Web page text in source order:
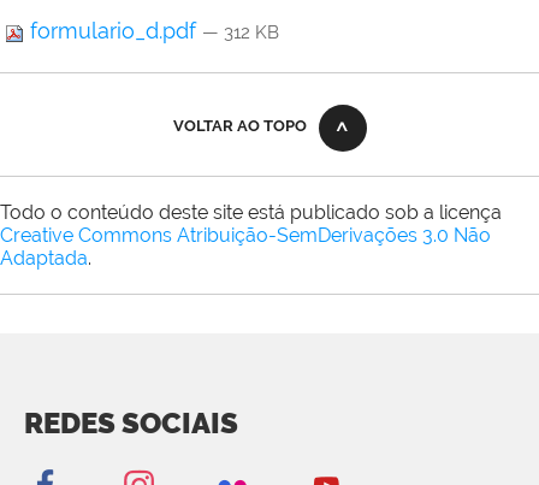
formulario_d.pdf — 312 KB
VOLTAR AO TOPO
Todo o conteúdo deste site está publicado sob a licença
Creative Commons Atribuição-SemDerivações 3.0 Não
Adaptada.
REDES SOCIAIS